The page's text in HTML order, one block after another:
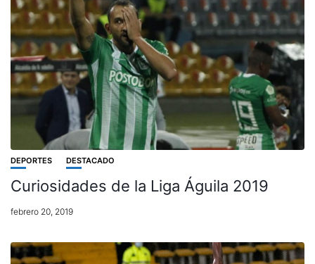
DEPORTES DESTACADO
Curiosidades de la Liga Águila 2019
febrero 20, 2019